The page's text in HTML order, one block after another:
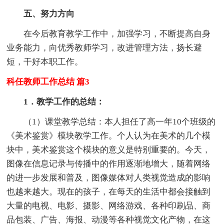
五、努力方向
在今后教育教学工作中，加强学习，不断提高自身
业务能力，向优秀教师学习，改进管理方法，扬长避
短，干好本职工作。
科任教师工作总结 篇3
1．教学工作的总结：
（1）课堂教学总结：本人担任了高一年10个班级的
《美术鉴赏》模块教学工作。个人认为在美术的几个模
块中，美术鉴赏这个模块的意义是特别重要的。今天，
图像在信息记录与传播中的作用逐渐地增大，随着网络
的进一步发展和普及，图像媒体对人类视觉造成的影响
也越来越大。现在的孩子，在每天的生活中都会接触到
大量的电视、电影、摄影、网络游戏、各种印刷品、商
品包装、广告、海报、动漫等各种视觉文化产物，在这